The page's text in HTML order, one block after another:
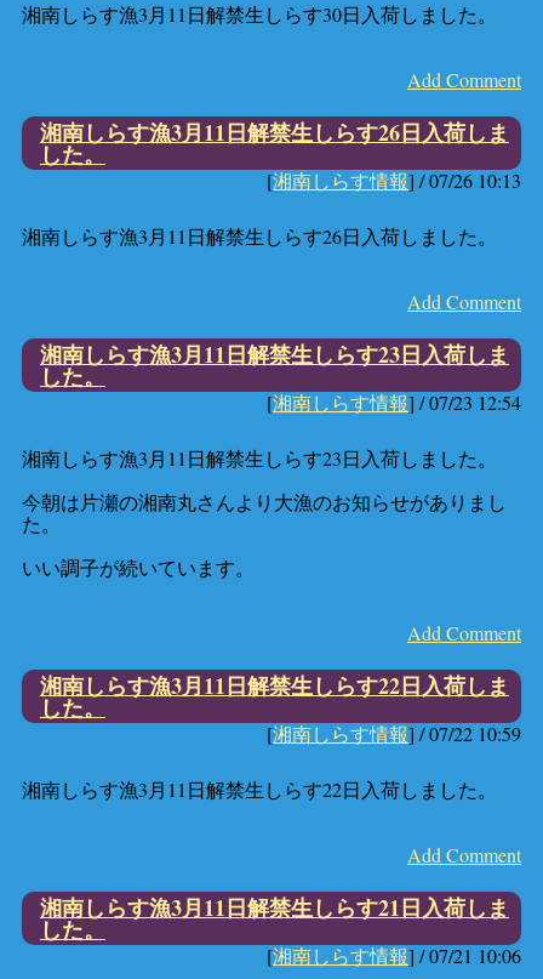
湘南しらす漁3月11日解禁生しらす30日入荷しました。
Add Comment
湘南しらす漁3月11日解禁生しらす26日入荷しま
した。
[湘南しらす情報] /07/26 10:13
湘南しらす漁3月11日解禁生しらす26日入荷しました。
Add Comment
湘南しらす漁3月11日解禁生しらす23日入荷しま
した。
[湘南しらす情報] /07/23 12:54
湘南しらす漁3月11日解禁生しらす23日入荷しました。
今朝は片瀬の湘南丸さんより大漁のお知らせがありまし
た。
いい調子が続いています。
Add Comment
湘南しらす漁3月11日解禁生しらす22日入荷しま
した。
[湘南しらす情報] /07/22 10:59
湘南しらす漁3月11日解禁生しらす22日入荷しました。
Add Comment
湘南しらす漁3月11日解禁生しらす21日入荷しま
した。
[湘南しらす情報] /07/21 10:06